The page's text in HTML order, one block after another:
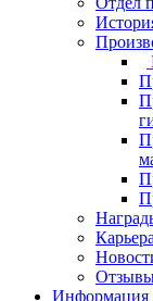
Карьера
Информация